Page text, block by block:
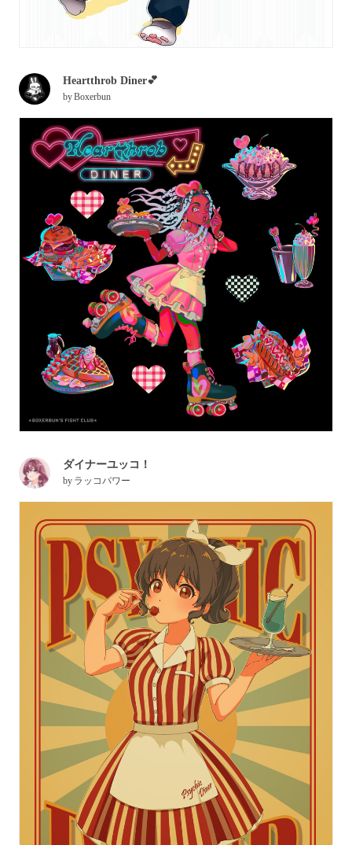
Heartthrob Diner💕
byBoxerbun
ダイナーユッコ！
by ラッコパワー